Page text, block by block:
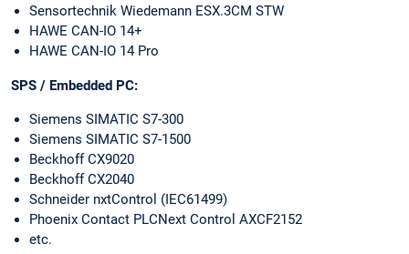
Sensortechnik Wiedemann ESX.3CM STW
HAWE CAN-IO 14+
HAWE CAN-IO 14 Pro
SPS / Embedded PC:
Siemens SIMATIC S7-300
Siemens SIMATIC S7-1500
Beckhoff CX9020
Beckhoff CX2040
Schneider nxtControl (IEC61499)
Phoenix Contact PLCNext Control AXCF2152
etc.